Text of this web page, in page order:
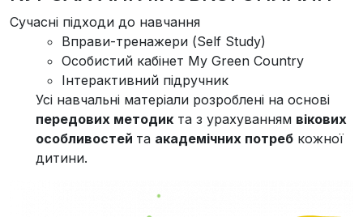
Сучасні підходи до навчання
Вправи-тренажери (Self Study)
Особистий кабінет My Green Country
Інтерактивний підручник​
Усі навчальні матеріали розроблені на основі
передових методик та з урахуванням вікових
особливостей та академічних потреб кожної
дитини.